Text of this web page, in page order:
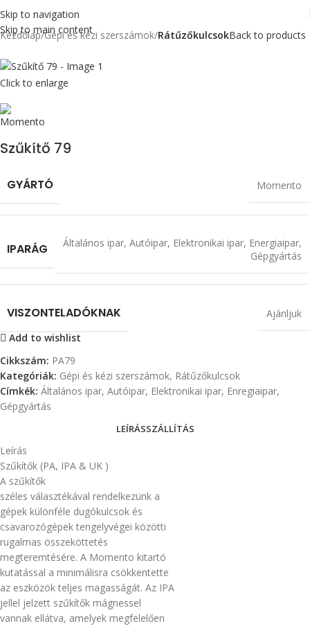
Skip to navigation
Skip to main content
Kezdőlap Gépi és kézi szerszámok RátűzőkulcsokBack to products
Click to enlarge
Szűkítő 79
GYÁRTÓ Momento
IPARÁG Általános ipar, Autóipar, Elektronikai ipar, Energiaipar,
Gépgyártás
VISZONTELADÓKNAK
Ajánljuk
Add to wishlist
Cikkszám: PA79
Kategóriák: Gépi és kézi szerszámok, Rátűzőkulcsok
Címkék: Általános ipar, Autóipar, Elektronikai ipar, Enregiaipar,
Gépgyártás
LEÍRÁSSZÁLLÍTÁS
Leírás
Szűkítők (PA, IPA & UK )
A szűkítők
széles választékával rendelkezünk a
gépek különféle dugókulcsok és
csavarozógépek tengelyvégei közötti
rugalmas összeköttetés
megteremtésére. A Momento kitartó
kutatással a minimálisra csökkentette
az eszközök teljes magasságát. Az IPA
jellel jelzett szűkítők mágnessel
vannak ellátva, amelyek megfelelően